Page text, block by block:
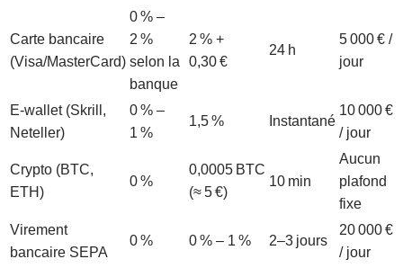
Carte bancaire
(Visa/MasterCard)
0 % –
2 %
selon la
banque
2 % +
0,30 €
24 h
5 000 € /
jour
E‑wallet (Skrill,
Neteller)
0 % –
1 %
1,5 % Instantané
10 000 €
/ jour
Crypto (BTC,
ETH)
0 %
0,0005 BTC
(≈ 5 €)
10 min
Aucun
plafond
fixe
Virement
bancaire SEPA
0 % 0 % – 1 % 2–3 jours
20 000 €
/ jour